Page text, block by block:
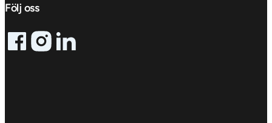
Följ oss
Follow me on Facebook
Follow me on X